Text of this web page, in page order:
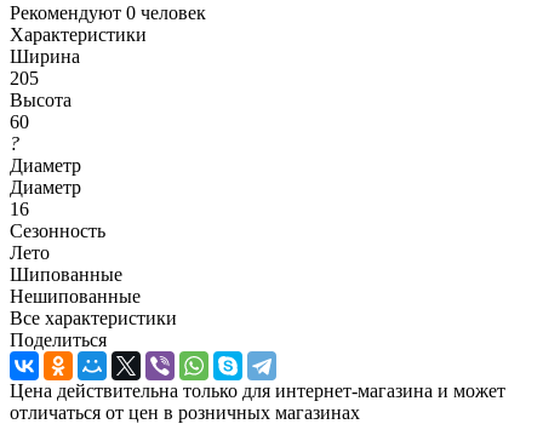
Рекомендуют 0 человек
Характеристики
Ширина
205
Высота
60
?
Диаметр
Диаметр
16
Сезонность
Лето
Шипованные
Нешипованные
Все характеристики
Поделиться
Цена действительна только для интернет-магазина и может
отличаться от цен в розничных магазинах